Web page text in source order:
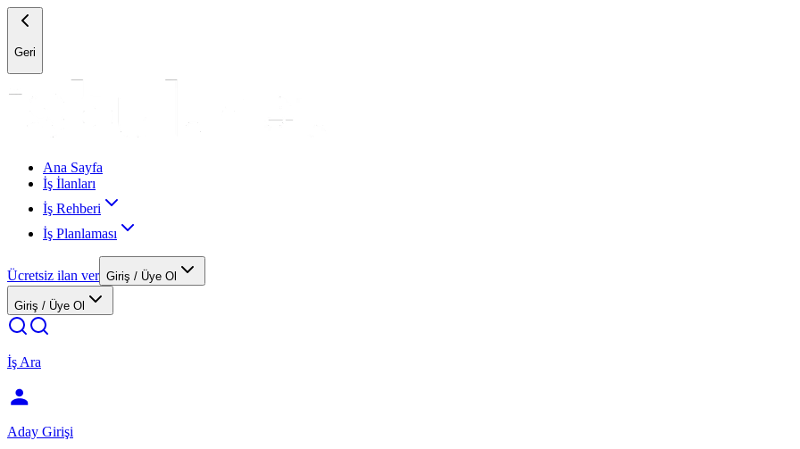
Geri
Ana Sayfa
İş İlanları
İş Rehberi
İş Planlaması
Ücretsiz ilan ver Giriş / Üye Ol
Giriş / Üye Ol
İş Ara
Aday Girişi